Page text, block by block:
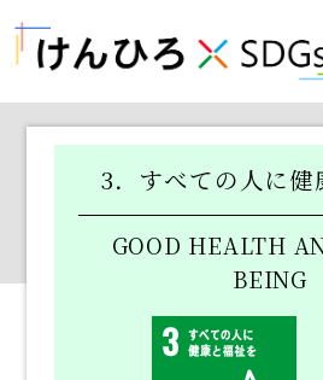
けんひろ×SDGs HOME
学長挨拶
1．貧困をなくそう
3．すべての人に健康と福祉を
3．すべての人に健
GOOD HEALTH
BEING